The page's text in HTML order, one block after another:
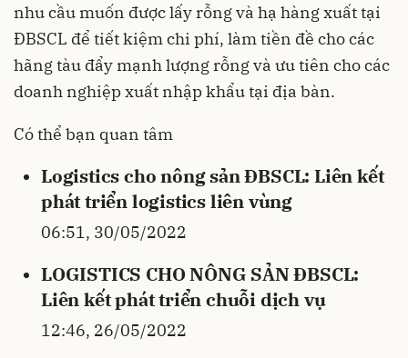
nhu cầu muốn được lấy rỗng và hạ hàng xuất tại
ĐBSCL để tiết kiệm chi phí, làm tiền đề cho các
hãng tàu đẩy mạnh lượng rỗng và ưu tiên cho các
doanh nghiệp xuất nhập khẩu tại địa bàn.
Có thể bạn quan tâm
Logistics cho nông sản ĐBSCL: Liên kết
phát triển logistics liên vùng
06:51, 30/05/2022
LOGISTICS CHO NÔNG SẢN ĐBSCL:
Liên kết phát triển chuỗi dịch vụ
12:46, 26/05/2022